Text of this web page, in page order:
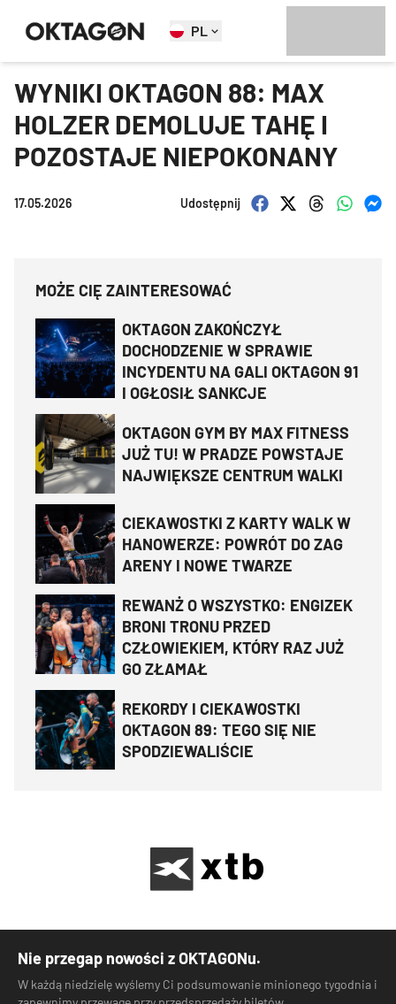
PL
WYNIKI OKTAGON 88: MAX
HOLZER DEMOLUJE TAHĘ I
POZOSTAJE NIEPOKONANY
17.05.2026 Udostępnij
MOŻE CIĘ ZAINTERESOWAĆ
OKTAGON ZAKOŃCZYŁ
DOCHODZENIE W SPRAWIE
INCYDENTU NA GALI OKTAGON 91
I OGŁOSIŁ SANKCJE
OKTAGON GYM BY MAX FITNESS
JUŻ TU! W PRADZE POWSTAJE
NAJWIĘKSZE CENTRUM WALKI
CIEKAWOSTKI Z KARTY WALK W
HANOWERZE: POWRÓT DO ZAG
ARENY I NOWE TWARZE
REWANŻ O WSZYSTKO: ENGIZEK
BRONI TRONU PRZED
CZŁOWIEKIEM, KTÓRY RAZ JUŻ
GO ZŁAMAŁ
REKORDY I CIEKAWOSTKI
OKTAGON 89: TEGO SIĘ NIE
SPODZIEWALIŚCIE
Nie przegap nowości z OKTAGONu.
W każdą niedzielę wyślemy Ci podsumowanie minionego tygodnia i